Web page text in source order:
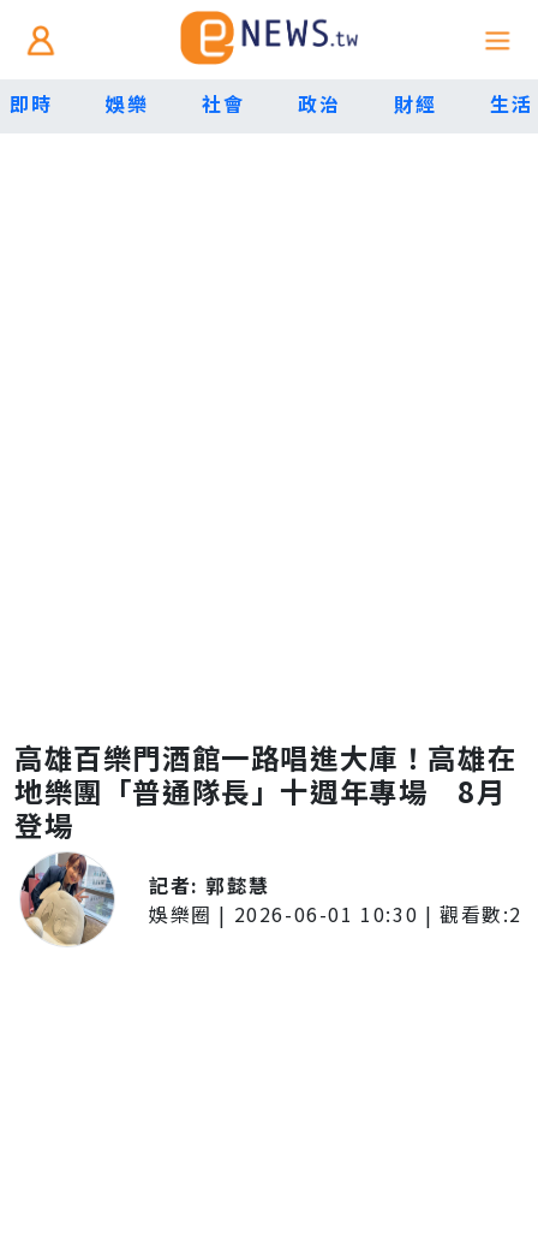
即時 娛樂 社會 政治 財經 生活
高雄百樂門酒館一路唱進大庫！高雄在
地樂團「普通隊長」十週年專場 8月
登場
記者:郭懿慧
娛樂圈 | 2026-06-01 10:30 | 觀看數:2